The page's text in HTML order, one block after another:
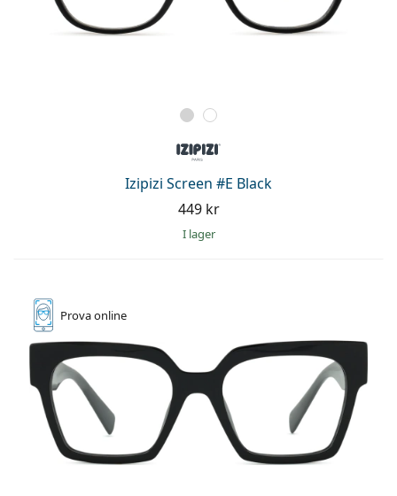
Izipizi Screen #E Black
449 kr
I lager
Prova online